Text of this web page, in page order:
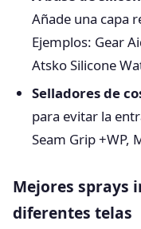
Añade una capa
Ejemplos: Gear
Atsko Silicone
Selladores de
para evitar la
Seam Grip +WP,
Mejores sprays
diferentes telas